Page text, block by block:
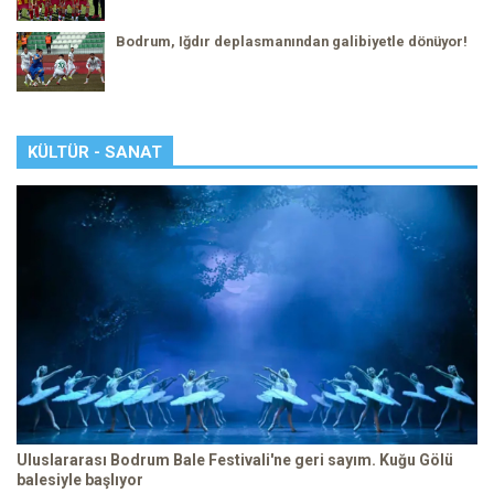
Bodrum, Iğdır deplasmanından galibiyetle dönüyor!
KÜLTÜR - SANAT
Uluslararası Bodrum Bale Festivali'ne geri sayım. Kuğu Gölü
balesiyle başlıyor